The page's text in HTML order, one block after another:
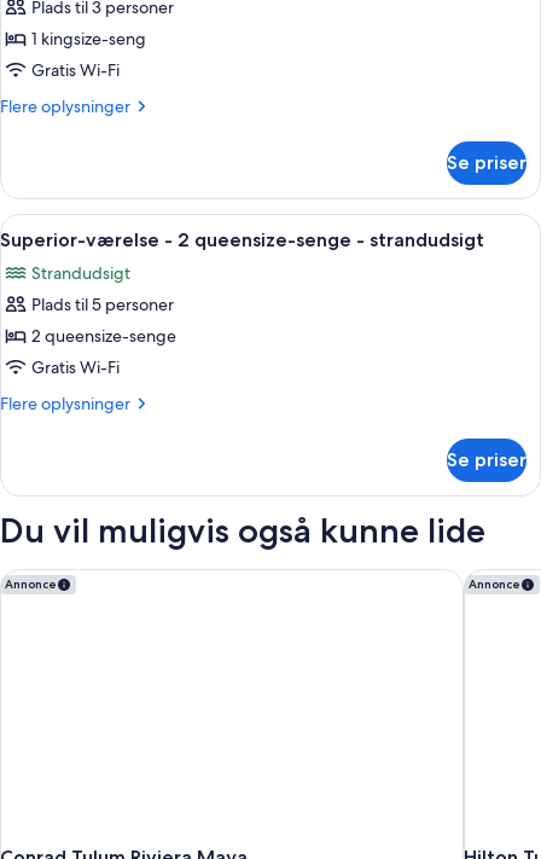
af
Superior-
værelse
-
seng
strandudsigt
Plads til 3 personer
1 kingsize-seng
Gratis Wi-Fi
Flere oplysninger
Flere
værelse
1
kingsize-
seng
Se priser
Indlæs
alle
billeder
af
Superior-
værelse
-
senge
strandudsigt
En træbænk og en skammel i et
4
Superior-værelse - 2 queensize-senge - strandudsigt
Strandudsigt
Plads til 5 personer
2 queensize-senge
Gratis Wi-Fi
Flere oplysninger
Flere
værelse
senge
-
Se priser
Du vil muligvis også kunne lide
Annonce
Conrad Tulum Riviera Maya Annonce
Hilton